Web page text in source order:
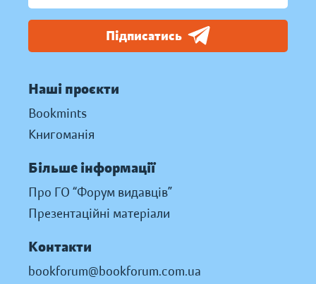
Підписатись
Наші проєкти
Bookmints
Книгоманія
Більше інформації
Про ГО “Форум видавців”
Презентаційні матеріали
Контакти
bookforum@bookforum.com.ua